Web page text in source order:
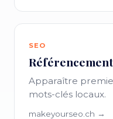
SEO
Apparaître
mots-clés locaux.
makeyourseo.ch →